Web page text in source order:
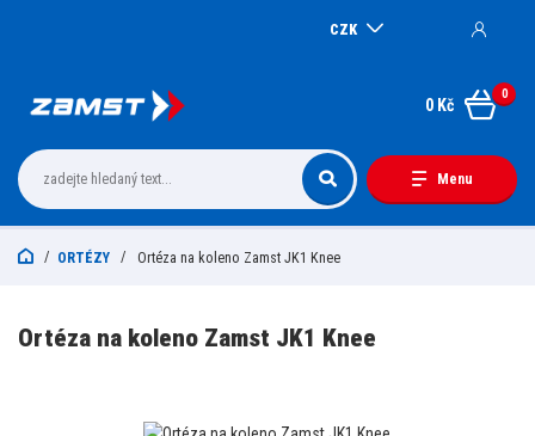
Menu
CZK
0
0 Kč
ORTÉZY Ortéza na koleno Zamst JK1 Knee
Ortéza na koleno Zamst JK1 Knee